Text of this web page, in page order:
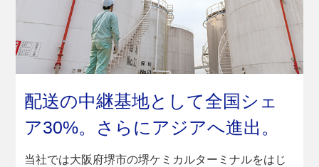
配送の中継基地として全国シェ
ア30%。さらにアジアへ進出。
当社では大阪府堺市の堺ケミカルターミナルをはじ